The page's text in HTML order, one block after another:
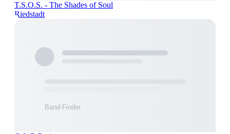
T.S.O.S. - The Shades of Soul
Riedstadt